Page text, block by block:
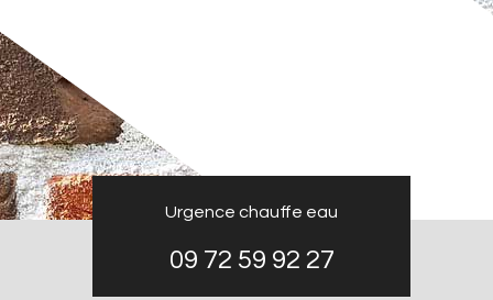
Urgence chauffe eau
09 72 59 92 27